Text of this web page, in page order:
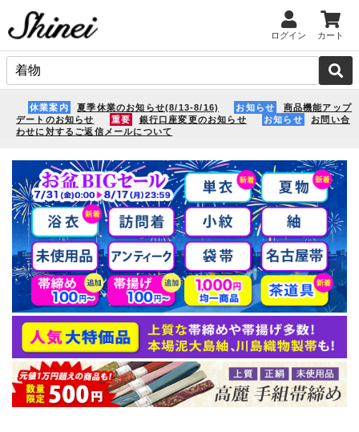
ログイン カート
休業案内 夏季休業のお知らせ(8/13-8/16) お知らせ
商品機能アップ
デートのお知らせ
重要 銀行口座変更のお知らせ お知らせ
お問い合
わせに対するご返信メールについて